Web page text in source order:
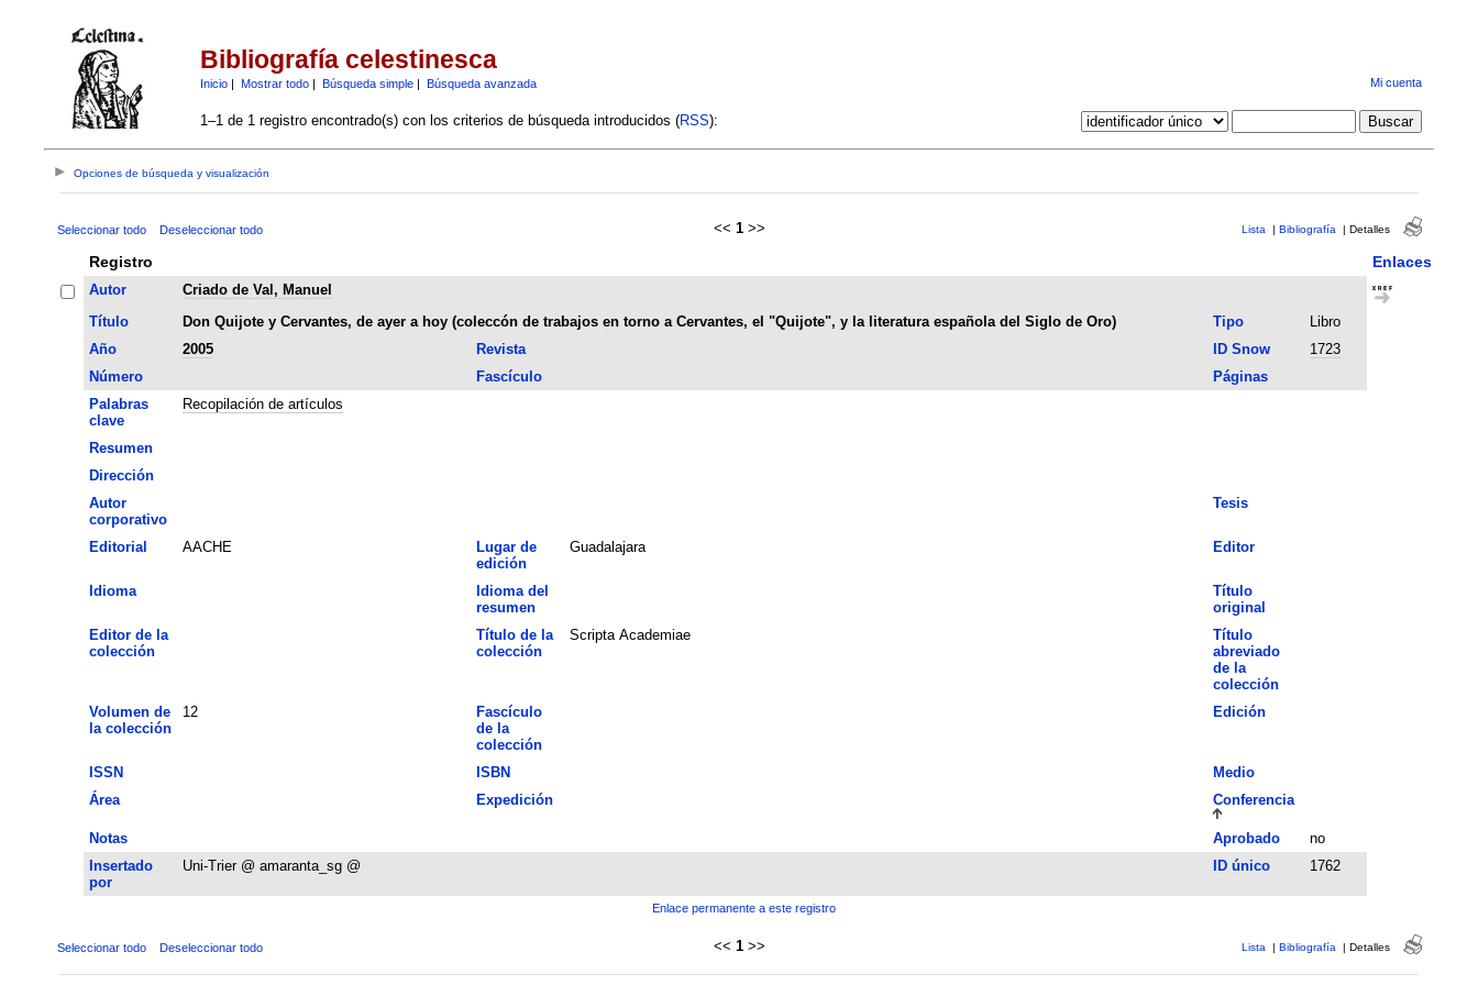
Bibliografía celestinesca
Inicio| Mostrar todo| Búsqueda simple| Búsqueda avanzada Mi cuenta
1–1 de 1 registro encontrado(s) con los criterios de búsqueda introducidos (RSS):
Opciones de búsqueda y visualización
Seleccionar todo Deseleccionar todo << 1 >> Lista | Bibliografía | Detalles
Registro Enlaces
Autor
Criado de Val, Manuel
Título
Don Quijote y Cervantes, de ayer a hoy (coleccón de trabajos en torno a Cervantes, el "Quijote", y la literatura española del Siglo de Oro) Tipo
Libro
Año
2005 Revista ID Snow
1723
Número
Fascículo
Páginas
Palabras
clave
Recopilación de artículos
Resumen
Dirección
Autor
corporativo
Tesis
Editorial AACHE
Lugar de
edición
Guadalajara Editor
Idioma
Idioma del
resumen
Título
original
Editor de la
colección
Título de la
colección
Scripta Academiae
Título
abreviado
de la
colección
Volumen de
la colección
12
Fascículo
de la
colección
Edición
ISSN ISBN
Medio
Área
Expedición Conferencia
Notas Aprobado
no
Insertado
por
Uni-Trier @ amaranta_sg @ ID único 1762
Enlace permanente a este registro
Seleccionar todo Deseleccionar todo << 1 >> Lista | Bibliografía | Detalles